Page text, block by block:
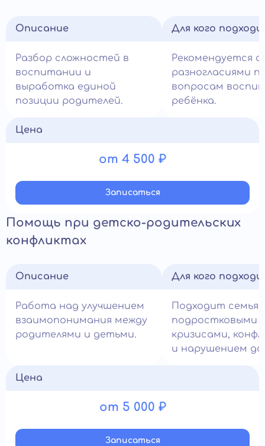
Описание
Разбор сложностей в
воспитании и
выработка единой
позиции родителей.
Для кого
Рекомендуется
разногласиями
вопросам
ребёнка.
Цена
от 4 500 ₽
Записатьcя
Помощь при детско-родительских
конфликтах
Описание
Работа над улучшением
взаимопонимания между
родителями и детьми.
Для кого
Подходит
подростковыми
кризисами,
и нарушением
Цена
от 5 000 ₽
Записатьcя